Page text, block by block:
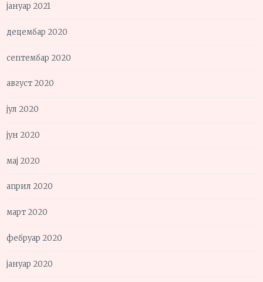
јануар 2021
децембар 2020
септембар 2020
август 2020
јул 2020
јун 2020
мај 2020
април 2020
март 2020
фебруар 2020
јануар 2020